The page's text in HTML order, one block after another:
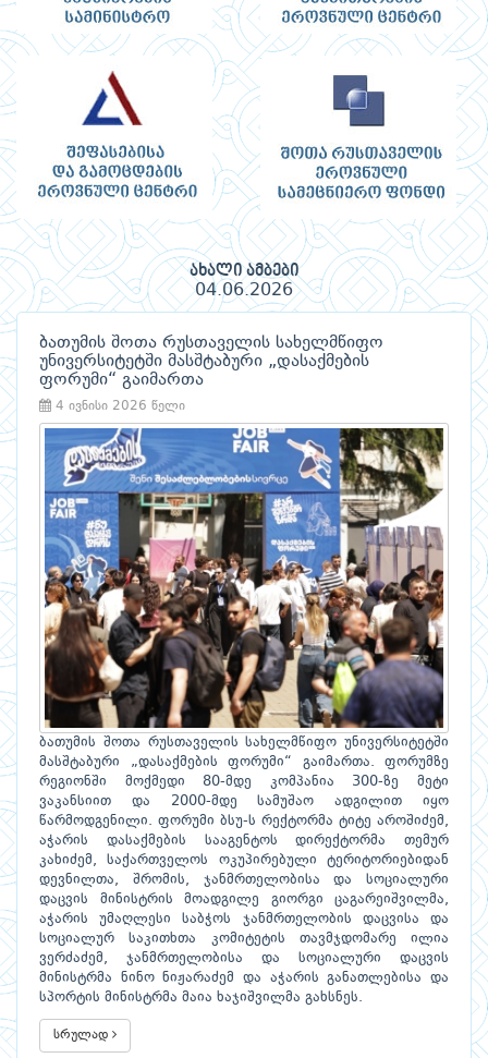
ახალი ამბები
04.06.2026
ბათუმის შოთა რუსთაველის სახელმწიფო
უნივერსიტეტში მასშტაბური „დასაქმების
ფორუმი“ გაიმართა
4 ივნისი 2026 წელი
ბათუმის შოთა რუსთაველის სახელმწიფო უნივერსიტეტში
მასშტაბური „დასაქმების ფორუმი“ გაიმართა. ფორუმზე
რეგიონში მოქმედი 80-მდე კომპანია 300-ზე მეტი
ვაკანსიით და 2000-მდე სამუშაო ადგილით იყო
წარმოდგენილი. ფორუმი ბსუ-ს რექტორმა ტიტე აროშიძემ,
აჭარის დასაქმების სააგენტოს დირექტორმა თემურ
კახიძემ, საქართველოს ოკუპირებული ტერიტორიებიდან
დევნილთა, შრომის, ჯანმრთელობისა და სოციალური
დაცვის მინისტრის მოადგილე გიორგი ცაგარეიშვილმა,
აჭარის უმაღლესი საბჭოს ჯანმრთელობის დაცვისა და
სოციალურ საკითხთა კომიტეტის თავმჯდომარე ილია
ვერძაძემ, ჯანმრთელობისა და სოციალური დაცვის
მინისტრმა ნინო ნიჟარაძემ და აჭარის განათლებისა და
სპორტის მინისტრმა მაია ხაჯიშვილმა გახსნეს.
სრულად